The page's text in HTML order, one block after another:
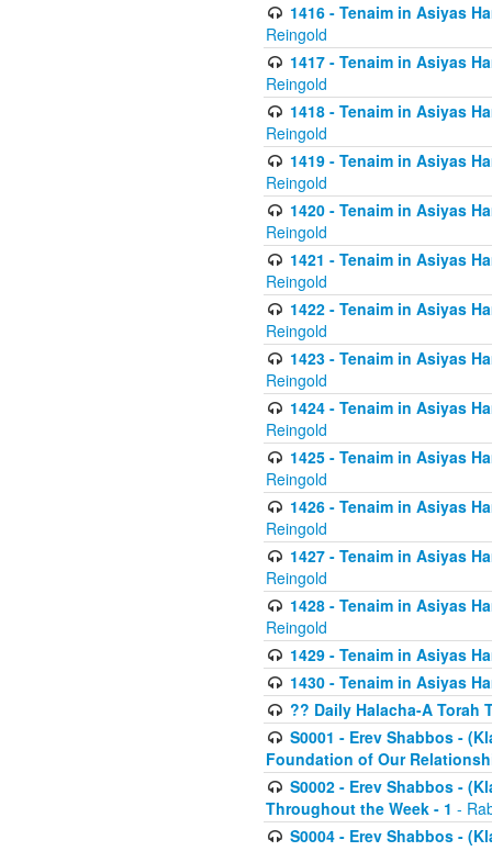
1416 - Tenaim in Asiyas
Reingold
1417 - Tenaim in Asiyas
Reingold
1418 - Tenaim in Asiyas
Reingold
1419 - Tenaim in Asiyas
Reingold
1420 - Tenaim in Asiyas
Reingold
1421 - Tenaim in Asiyas
Reingold
1422 - Tenaim in Asiyas
Reingold
1423 - Tenaim in Asiyas
Reingold
1424 - Tenaim in Asiyas
Reingold
1425 - Tenaim in Asiyas
Reingold
1426 - Tenaim in Asiyas
Reingold
1427 - Tenaim in Asiyas
Reingold
1428 - Tenaim in Asiyas
Reingold
1429 - Tenaim in Asiyas
1430 - Tenaim in Asiyas
?? Daily Halacha-A Torah
S0001 - Erev Shabbos -
Foundation of Our
S0002 - Erev Shabbos -
Throughout the Week - 1 -
S0004 - Erev Shabbos -